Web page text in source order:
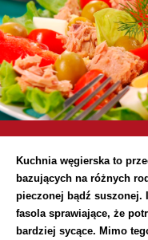
Kuchnia węgierska to
bazujących na różnych
pieczonej bądź suszonej.
fasola sprawiające, że
bardziej sycące. Mimo